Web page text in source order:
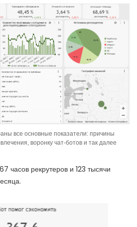
все основные показатели: причины
воронку чат-ботов и так далее
часов рекрутеров и 123 тысячи